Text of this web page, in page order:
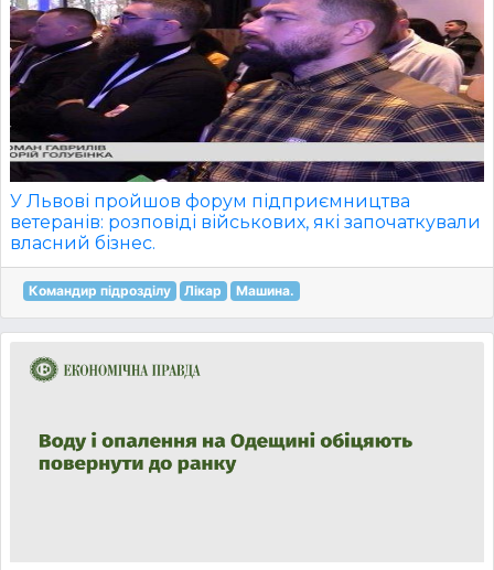
У Львові пройшов форум підприємництва
ветеранів: розповіді військових, які започаткували
власний бізнес.
Командир підрозділу Лікар Машина.